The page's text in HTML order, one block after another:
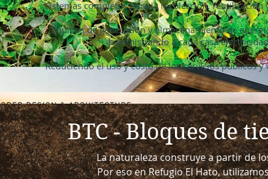
Sistemas completos para la recolección,
Equipos de generación y almacenamiento de
suministrando a cada casa
Reduciendo el uso y costo de los servicios públicos
BTC - Bloques de
La naturaleza construye a partir de
Por eso en Refugio El Hato,